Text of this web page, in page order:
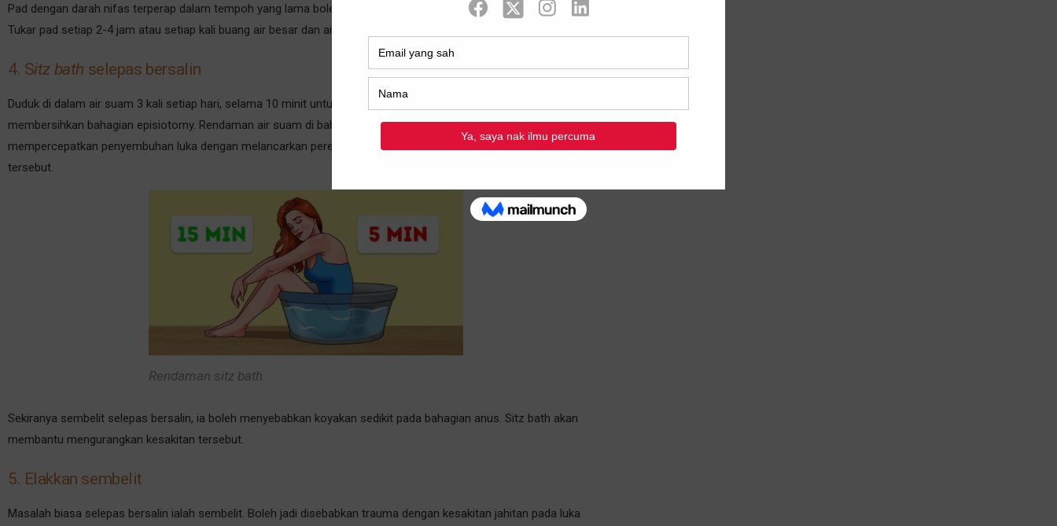
Pad dengan darah nifas terperap dalam tempoh yang lama boleh menyebabkan jangkitan kuman pada perineum.
Tukar pad setiap 2-4 jam atau setiap kali buang air besar dan air kecil.
4. Sitz bath selepas bersalin
Duduk di dalam air suam 3 kali setiap hari, selama 10 minit untuk membantu mengurangkan kesakitan dan
membersihkan bahagian episiotomy. Rendaman air suam di bahagian vagina, anus dan perineum akan
mempercepatkan penyembuhan luka dengan melancarkan peredaran darah dan akan merilekskan bahagian
tersebut.
Rendaman sitz bath
Sekiranya sembelit selepas bersalin, ia boleh menyebabkan koyakan sedikit pada bahagian anus. Sitz bath akan
membantu mengurangkan kesakitan tersebut.
5. Elakkan sembelit
Masalah biasa selepas bersalin ialah sembelit. Boleh jadi disebabkan trauma dengan kesakitan jahitan pada luka